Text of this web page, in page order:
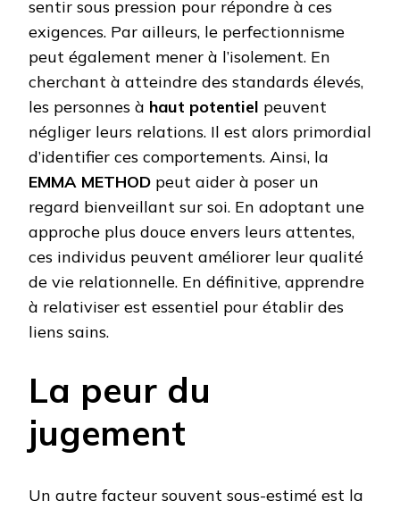
sentir sous pression pour répondre à ces
exigences. Par ailleurs, le perfectionnisme
peut également mener à l’isolement. En
cherchant à atteindre des standards élevés,
les personnes à haut potentiel peuvent
négliger leurs relations. Il est alors primordial
d’identifier ces comportements. Ainsi, la
EMMA METHOD peut aider à poser un
regard bienveillant sur soi. En adoptant une
approche plus douce envers leurs attentes,
ces individus peuvent améliorer leur qualité
de vie relationnelle. En définitive, apprendre
à relativiser est essentiel pour établir des
liens sains.
La peur du
jugement
Un autre facteur souvent sous-estimé est la